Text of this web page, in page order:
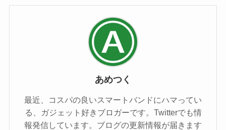
あめつく
最近、コスパの良いスマートバンドにハマってい
る、ガジェット好きブロガーです。Twitterでも情
報発信しています。ブログの更新情報が届きます